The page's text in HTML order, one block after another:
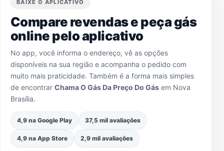
BAIXE O APLICATIVO
Compare revendas e peça gás
online pelo aplicativo
No app, você informa o endereço, vê as opções
disponíveis na sua região e acompanha o pedido com
muito mais praticidade. Também é a forma mais simples
de encontrar Chama O Gás Da Preço Do Gás em Nova
Brasília.
4,9 na Google Play 37,5 mil avaliações
4,9 na App Store 2,9 mil avaliações